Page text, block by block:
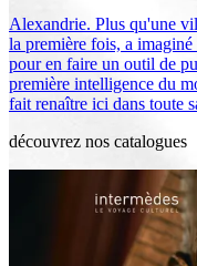
Alexandrie. Plus qu'une
la première fois, a imaginé
pour en faire un outil de
première intelligence du
fait renaître ici dans toute
découvrez nos catalogues